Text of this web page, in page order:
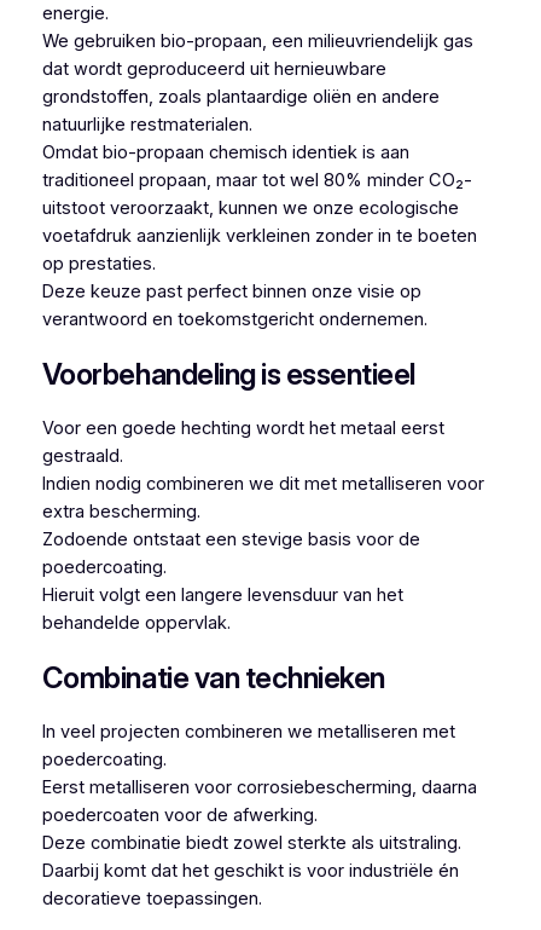
energie.
We gebruiken bio-propaan, een milieuvriendelijk gas
dat wordt geproduceerd uit hernieuwbare
grondstoffen, zoals plantaardige oliën en andere
natuurlijke restmaterialen.
Omdat bio-propaan chemisch identiek is aan
traditioneel propaan, maar tot wel 80% minder CO₂-
uitstoot veroorzaakt, kunnen we onze ecologische
voetafdruk aanzienlijk verkleinen zonder in te boeten
op prestaties.
Deze keuze past perfect binnen onze visie op
verantwoord en toekomstgericht ondernemen.
Voorbehandeling is essentieel
Voor een goede hechting wordt het metaal eerst
gestraald.
Indien nodig combineren we dit met metalliseren voor
extra bescherming.
Zodoende ontstaat een stevige basis voor de
poedercoating.
Hieruit volgt een langere levensduur van het
behandelde oppervlak.
Combinatie van technieken
In veel projecten combineren we metalliseren met
poedercoating.
Eerst metalliseren voor corrosiebescherming, daarna
poedercoaten voor de afwerking.
Deze combinatie biedt zowel sterkte als uitstraling.
Daarbij komt dat het geschikt is voor industriële én
decoratieve toepassingen.